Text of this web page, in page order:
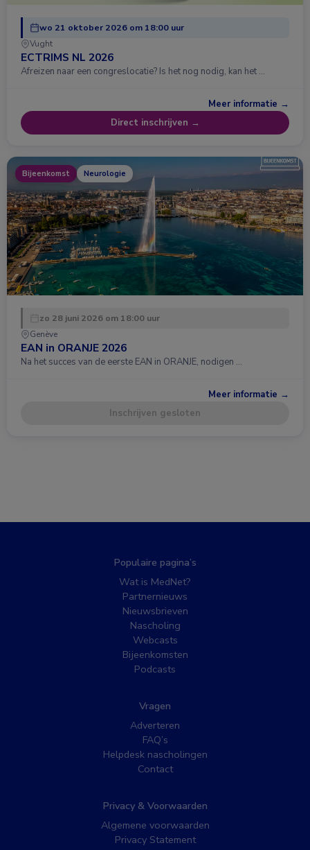
wo 21 oktober 2026 om 18:00 uur
Vught
ECTRIMS NL 2026
Afreizen naar een congreslocatie? Is het nog nodig, kan het …
Meer informatie →
Direct inschrijven →
Bijeenkomst Neurologie
zo 28 juni 2026 om 18:00 uur
Genève
EAN in ORANJE 2026
Na het succes van de eerste EAN in ORANJE, nodigen …
Meer informatie →
Inschrijven gesloten
Populaire pagina’s
Wat is MedNet?
Partnernieuws
Nieuwsbrieven
Nascholing
Webcasts
Bijeenkomsten
Podcasts
Vragen
Adverteren
FAQ’s
Helpdesk nascholingen
Contact
Privacy & Voorwaarden
Algemene voorwaarden
Privacy Statement